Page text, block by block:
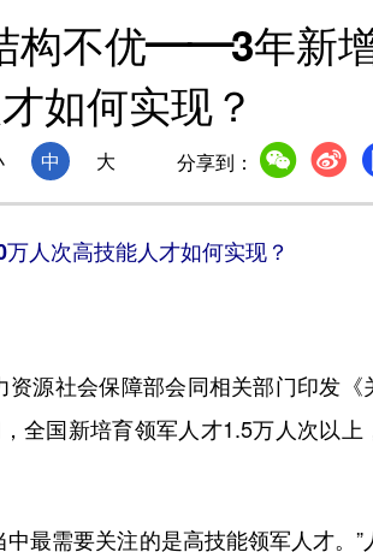
构不优——3年新
才如何实现？
中 大 分享到：
人次高技能人才如何实现？
源社会保障部会同相关部门印发《
全国新培育领军人才1.5万人次以上，
最需要关注的是高技能领军人才。”